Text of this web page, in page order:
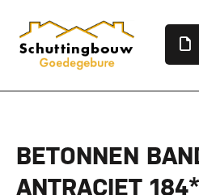
BETONNEN
ANTRACIET